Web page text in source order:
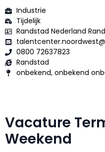
Industrie
Tijdelijk
Randstad Nederland
0800 72637823
Randstad
onbekend, onbekend
Vacature
Weekend